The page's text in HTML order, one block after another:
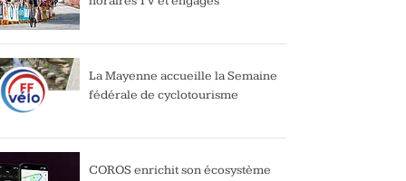
La Mayenne accueille la Semaine
fédérale de cyclotourisme
COROS enrichit son écosystème